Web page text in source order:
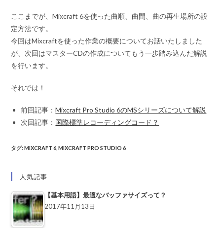
ここまでが、Mixcraft 6を使った曲順、曲間、曲の再生場所の設
定方法です。
今回はMixcraftを使った作業の概要についてお話いたしました
が、次回はマスターCDの作成についてもう一歩踏み込んだ解説
を行います。
それでは！
前回記事：Mixcraft Pro Studio 6のMSシリーズについて解説
次回記事： 国際標準レコーディングコード？
タグ:MIXCRAFT 6 MIXCRAFT PRO STUDIO 6
人気記事
【基本用語】最適なバッファサイズって？
2017年11月13日